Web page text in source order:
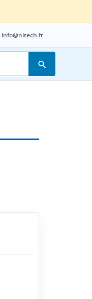
info@nitech.fr
Rechercher